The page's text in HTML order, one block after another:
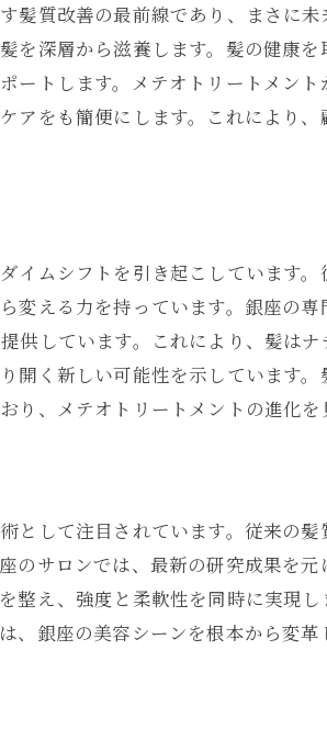
トリートメントで髪が得る恩恵
声に見る銀座での体験談
うに輝く髪を叶える秘訣
しさを引き出す技術の核心
サロンでしか味わえない贅沢
ェッショナルが提供する信頼
魅了される、髪質改善の秘密
ートメントで銀座の髪質改善をリー
ェッショナルの手による驚異的な変化
善市場を牽引する理由
トップサロンが選ぶ革新技術
るトリートメントで未来を開く
髪質改善の最前線であり、まさに
深層から滋養します。髪の健康
ートします。メテオトリートメン
アをも簡便にします。これにより
イムシフトを引き起こしています
変える力を持っています。銀座の
供しています。これにより、髪は
開く新しい可能性を示しています
、メテオトリートメントの進化を
として注目されています。従来の
のサロンでは、最新の研究成果を
整え、強度と柔軟性を同時に実現
銀座の美容シーンを根本から変革